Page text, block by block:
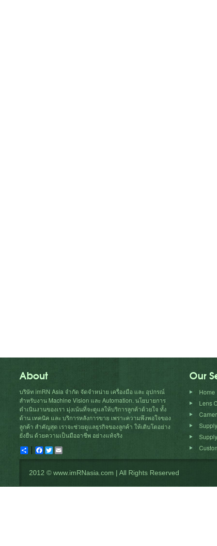
About
บริษัท imRN Asia จำกัด จัดจำหน่าย เครื่องมือ และ อุปกรณ์
สำหรับงาน Machine Vision และ Automation. นโยบายการ
ดำเนินงานของเรา มุ่งเน้นที่จะดูแลให้บริการลูกค้าด้วยใจ ทั้ง
ด้าน เทคนิค และ บริการหลังการขาย เพราะความพึงพอใจของ
ลูกค้า สำคัญสุด เราจะช่วยดูแลธุรกิจของลูกค้า ให้เติบโตอย่าง
ยั่งยืน ด้วยความเป็นมืออาชีพ อย่างแท้จริง
Share Facebook
Twitter
Our
Home
Lens
2012 © www.imRNasia.com | All Rights Reserved